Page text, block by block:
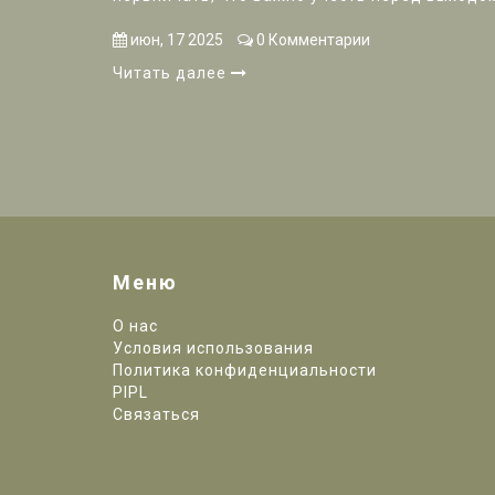
лайфхаков из личного опыта. Всё
июн, 17 2025
0 Комментарии
Читать далее
Меню
О нас
Условия использования
Политика конфиденциальности
PIPL
Связаться